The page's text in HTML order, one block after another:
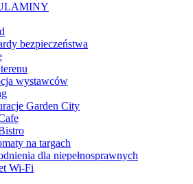
bezpieczeństwa
wystawców
Garden City
na targach
dla niepełnosprawnych
Wi-Fi